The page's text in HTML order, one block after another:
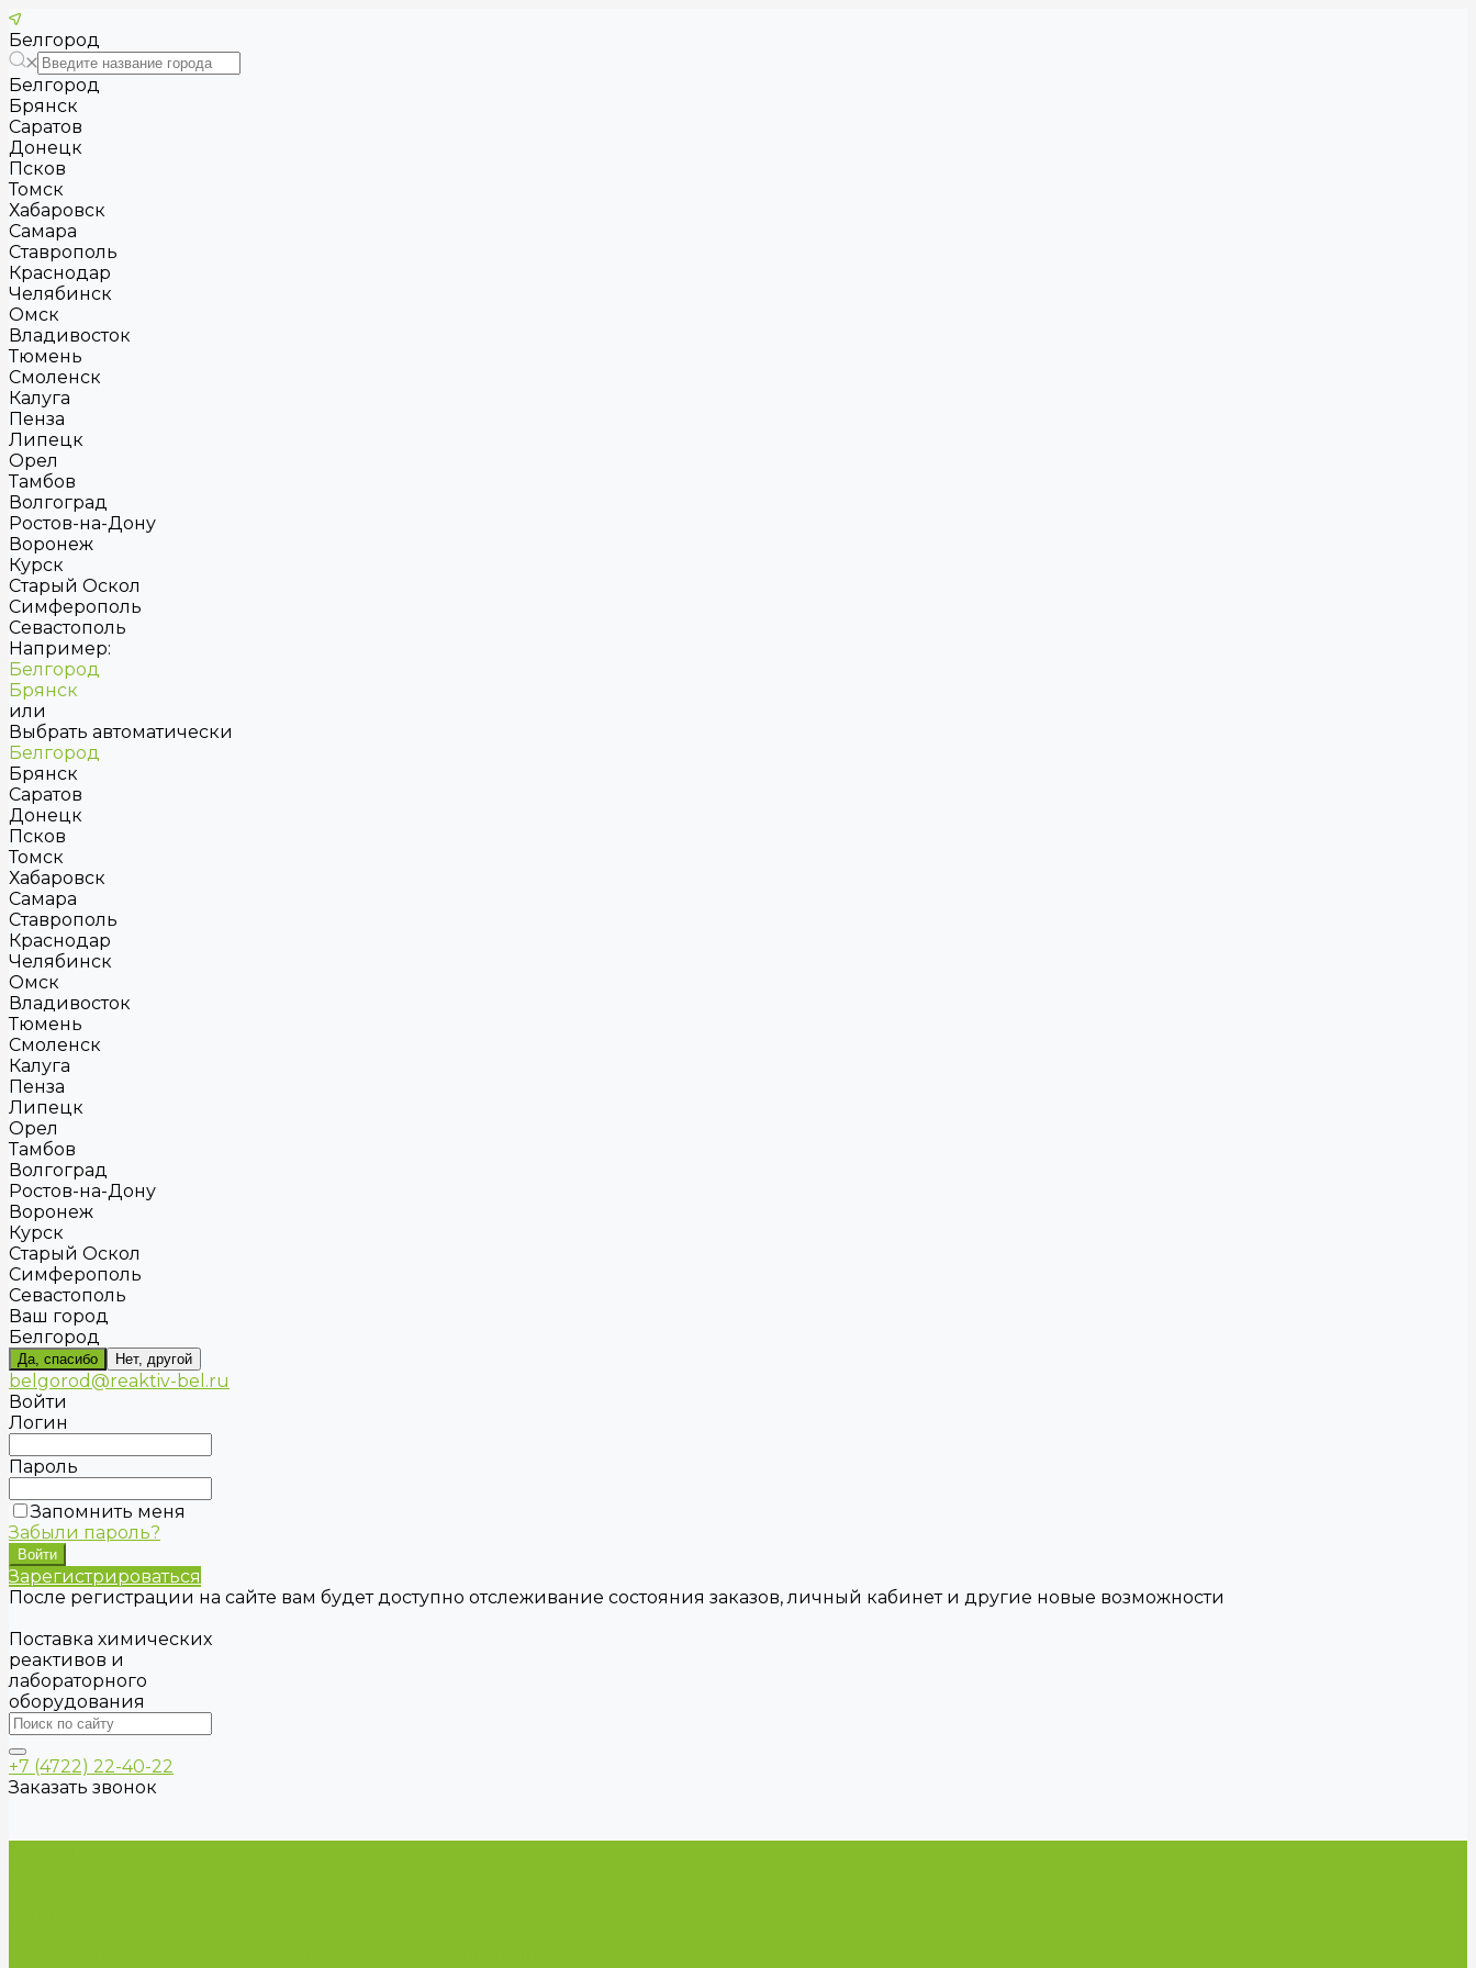
Белгород
Белгород
Брянск
Саратов
Донецк
Псков
Томск
Хабаровск
Самара
Ставрополь
Краснодар
Челябинск
Омск
Владивосток
Тюмень
Смоленск
Калуга
Пенза
Липецк
Орел
Тамбов
Волгоград
Ростов-на-Дону
Воронеж
Курск
Старый Оскол
Симферополь
Севастополь
Например:
Белгород
Брянск
или
Выбрать автоматически
Белгород
Брянск
Саратов
Донецк
Псков
Томск
Хабаровск
Самара
Ставрополь
Краснодар
Челябинск
Омск
Владивосток
Тюмень
Смоленск
Калуга
Пенза
Липецк
Орел
Тамбов
Волгоград
Ростов-на-Дону
Воронеж
Курск
Старый Оскол
Симферополь
Севастополь
Ваш город
Белгород
Да, спасибо Нет, другой
belgorod@reaktiv-bel.ru
Войти
Логин
Пароль
Запомнить меня
Забыли пароль?
Зарегистрироваться
После регистрации на сайте вам будет доступно отслеживание состояния заказов, личный кабинет и другие новые возможности
Поставка химических
реактивов и
лабораторного
оборудования
+7 (4722) 22-40-22
Заказать звонок